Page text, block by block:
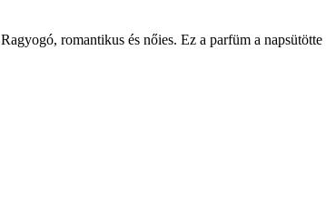
Ragyogó, romantikus és nőies. Ez a parfüm a